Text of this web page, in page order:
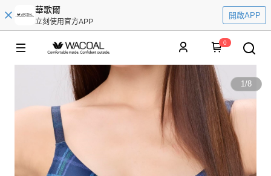
華歌爾
立刻使用官方APP
開啟APP
0
1/8